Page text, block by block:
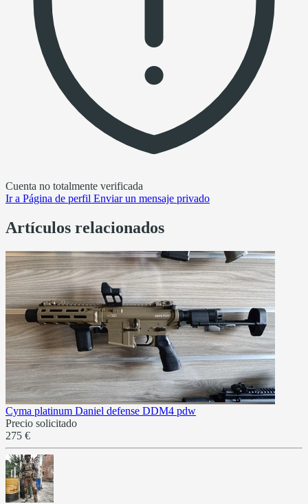
Cuenta no totalmente verificada
Ir a Página de perfil Enviar un mensaje privado
Artículos relacionados
Cyma platinum Daniel defense DDM4 pdw
Precio solicitado
275 €